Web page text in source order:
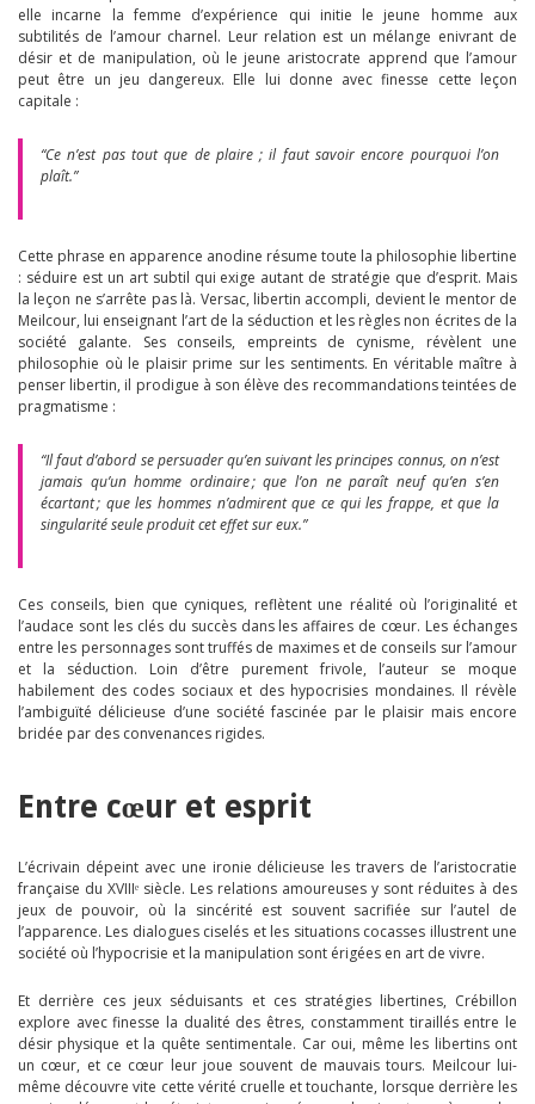
elle incarne la femme d’expérience qui initie le jeune homme aux
subtilités de l’amour charnel. Leur relation est un mélange enivrant de
désir et de manipulation, où le jeune aristocrate apprend que l’amour
peut être un jeu dangereux. Elle lui donne avec finesse cette leçon
capitale :
“Ce n’est pas tout que de plaire ; il faut savoir encore pourquoi l’on
plaît.”
Cette phrase en apparence anodine résume toute la philosophie libertine
: séduire est un art subtil qui exige autant de stratégie que d’esprit. Mais
la leçon ne s’arrête pas là. Versac, libertin accompli, devient le mentor de
Meilcour, lui enseignant l’art de la séduction et les règles non écrites de la
société galante. Ses conseils, empreints de cynisme, révèlent une
philosophie où le plaisir prime sur les sentiments. En véritable maître à
penser libertin, il prodigue à son élève des recommandations teintées de
pragmatisme :
“Il faut d’abord se persuader qu’en suivant les principes connus, on n’est
jamais qu’un homme ordinaire ; que l’on ne paraît neuf qu’en s’en
écartant ; que les hommes n’admirent que ce qui les frappe, et que la
singularité seule produit cet effet sur eux.”
Ces conseils, bien que cyniques, reflètent une réalité où l’originalité et
l’audace sont les clés du succès dans les affaires de cœur. Les échanges
entre les personnages sont truffés de maximes et de conseils sur l’amour
et la séduction. Loin d’être purement frivole, l’auteur se moque
habilement des codes sociaux et des hypocrisies mondaines. Il révèle
l’ambiguïté délicieuse d’une société fascinée par le plaisir mais encore
bridée par des convenances rigides.
Entre cœur et esprit
L’écrivain dépeint avec une ironie délicieuse les travers de l’aristocratie
française du XVIIIᵉ siècle. Les relations amoureuses y sont réduites à des
jeux de pouvoir, où la sincérité est souvent sacrifiée sur l’autel de
l’apparence. Les dialogues ciselés et les situations cocasses illustrent une
société où l’hypocrisie et la manipulation sont érigées en art de vivre.
Et derrière ces jeux séduisants et ces stratégies libertines, Crébillon
explore avec finesse la dualité des êtres, constamment tiraillés entre le
désir physique et la quête sentimentale. Car oui, même les libertins ont
un cœur, et ce cœur leur joue souvent de mauvais tours. Meilcour lui-
même découvre vite cette vérité cruelle et touchante, lorsque derrière les